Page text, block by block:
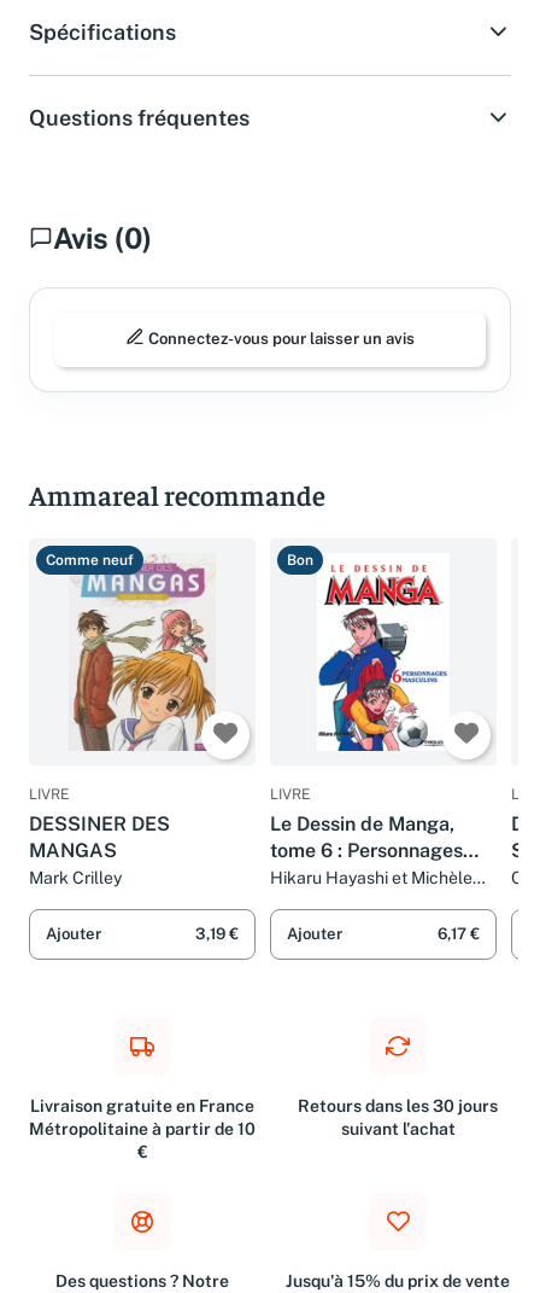
Spécifications
Questions fréquentes
Avis (0)
Connectez-vous pour laisser un avis
Ammareal recommande
Comme neuf
LIVRE
DESSINER DES
MANGAS
Mark Crilley
Ajouter 3,19 €
Bon
LIVRE
Le Dessin de Manga,
tome 6 : Personnages
masculins, attitudes et
Hikaru Hayashi et Michèle
Ajouter 6,17 €
Livraison gratuite en France
Métropolitaine à partir de 10
€
Retours dans les 30 jours
suivant l'achat
Des questions ? Notre
Jusqu'à 15% du prix de vente